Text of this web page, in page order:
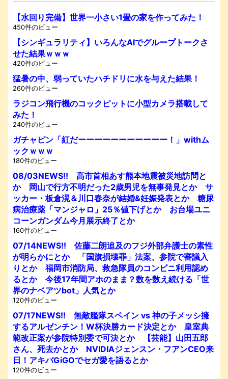
【水回り完備】世界一小さい1畳の家を作ってみた！
450件のビュー
【シンギュラリティ】いろんなAIでグループトークさ
せた結果ｗｗｗ
420件のビュー
猛暑の中、弱っていたハチドリに水を与えた結果！
260件のビュー
ラジコン飛行機のコックピットに小型カメラ搭載して
みた！
240件のビュー
ガチャピン「紅だーーーーーーーーーーー！」withム
ックｗｗｗ
180件のビュー
08/03NEWS!! 高市首相あす熊本地震被災地訪問と
か 岡山で行方不明だった2歳男児を無事発見とか サ
ッカー・板倉滉＆川口春奈が結婚&妊娠発表とか 糖尿
病治療薬「マンジャロ」25％値下げとか お台場ユニ
コーンガンダム今月展示終了とか
160件のビュー
07/14NEWS!! 佐藤二朗追及のフジ外部弁護士の素性
が明らかにとか 「国旗損壊罪」法案、参院で審議入
りとか 福岡市消防局、救急隊員のコンビニ利用認め
るとか 今後17年間アホのまま？数を数え続ける「世
界のナベアツbot」人気とか
120件のビュー
07/17NEWS!! 無敵艦隊スペイン vs 神の子メッシ擁
するアルゼンチン！W杯決勝カード決定とか 皇室典
範改正案が参院特別委で可決とか 【芸能】山田五郎
さん、死去かとか NVIDIAジェンスン・フアンCEO来
日！アキバGiGOでセガ愛を語るとか
120件のビュー